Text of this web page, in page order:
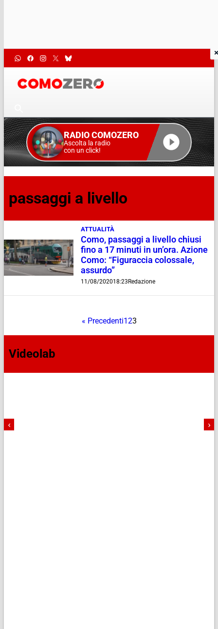
RADIO COMOZERO
Ascolta la radio
con un click!
passaggi a livello
ATTUALITÀ
Como, passaggi a livello chiusi
fino a 17 minuti in un’ora. Azione
Como: “Figuraccia colossale,
assurdo”
11/08/202018:23Redazione
« Precedenti123
Videolab
‹ ›